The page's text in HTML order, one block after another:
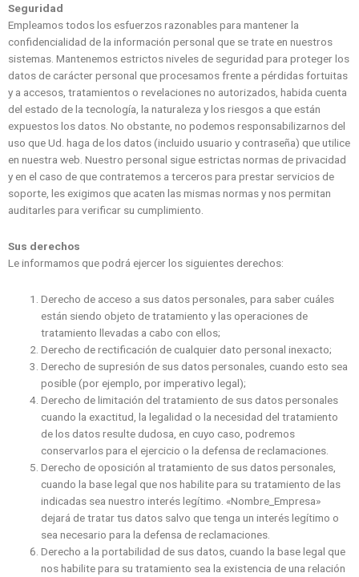
Seguridad
Empleamos todos los esfuerzos razonables para mantener la
confidencialidad de la información personal que se trate en nuestros
sistemas. Mantenemos estrictos niveles de seguridad para proteger los
datos de carácter personal que procesamos frente a pérdidas fortuitas
y a accesos, tratamientos o revelaciones no autorizados, habida cuenta
del estado de la tecnología, la naturaleza y los riesgos a que están
expuestos los datos. No obstante, no podemos responsabilizarnos del
uso que Ud. haga de los datos (incluido usuario y contraseña) que utilice
en nuestra web. Nuestro personal sigue estrictas normas de privacidad
y en el caso de que contratemos a terceros para prestar servicios de
soporte, les exigimos que acaten las mismas normas y nos permitan
auditarles para verificar su cumplimiento.
Sus derechos
Le informamos que podrá ejercer los siguientes derechos:
Derecho de acceso a sus datos personales, para saber cuáles
están siendo objeto de tratamiento y las operaciones de
tratamiento llevadas a cabo con ellos;
Derecho de rectificación de cualquier dato personal inexacto;
Derecho de supresión de sus datos personales, cuando esto sea
posible (por ejemplo, por imperativo legal);
Derecho de limitación del tratamiento de sus datos personales
cuando la exactitud, la legalidad o la necesidad del tratamiento
de los datos resulte dudosa, en cuyo caso, podremos
conservarlos para el ejercicio o la defensa de reclamaciones.
Derecho de oposición al tratamiento de sus datos personales,
cuando la base legal que nos habilite para su tratamiento de las
indicadas sea nuestro interés legítimo. «Nombre_Empresa»
dejará de tratar tus datos salvo que tenga un interés legítimo o
sea necesario para la defensa de reclamaciones.
Derecho a la portabilidad de sus datos, cuando la base legal que
nos habilite para su tratamiento sea la existencia de una relación